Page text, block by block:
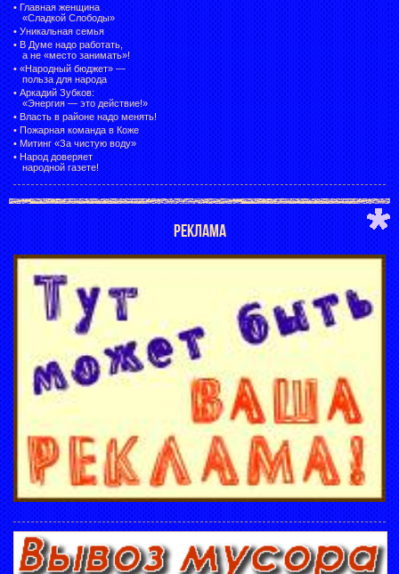
• Главная женщина
«Сладкой Слободы»
• Уникальная семья
• В Думе надо работать,
а не «место занимать»!
• «Народный бюджет» —
польза для народа
• Аркадий Зубков:
«Энергия — это действие!»
• Власть в районе надо менять!
• Пожарная команда в Коже
• Митинг «За чистую воду»
• Народ доверяет
народной газете!
РЕКЛАМА